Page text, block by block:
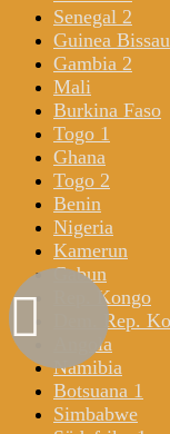
Senegal 2
Guinea Bissau
Gambia 2
Mali
Burkina Faso
Togo 1
Ghana
Togo 2
Benin
Nigeria
Kamerun
Gabun
Rep. Kongo
Dem. Rep.
Angola
Namibia
Botsuana 1
Simbabwe